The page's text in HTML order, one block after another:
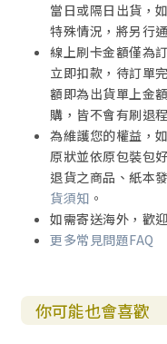
當日或隔日出貨，
特殊情況，將另行
線上刷卡金額僅為
立即扣款，待訂單
額即為出貨單上金
購，皆不會有刷退
為維護您的權益，
原狀並依原包裝包
退貨之商品、紙本
貨須知 。
如需寄送海外，歡
更多常見問題FAQ
你可能也會喜歡